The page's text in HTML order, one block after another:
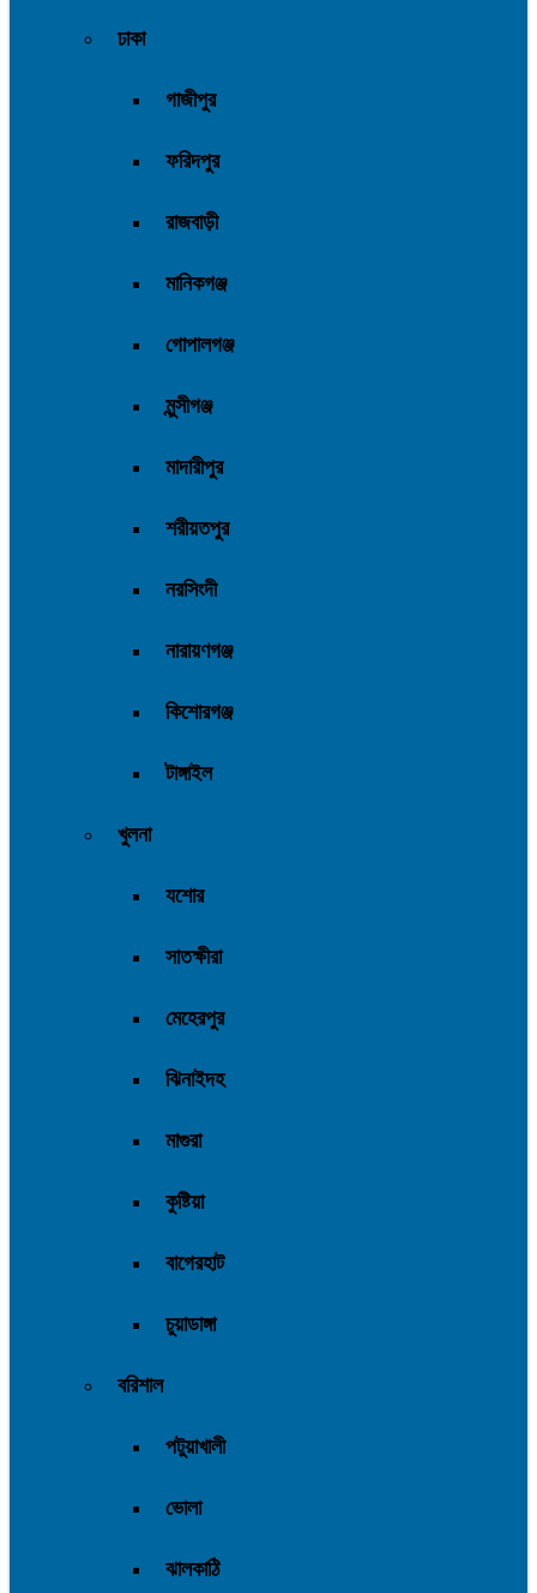
ঢাকা
গাজীপুর
ফরিদপুর
রাজবাড়ী
মানিকগঞ্জ
গোপালগঞ্জ
মুন্সীগঞ্জ
মাদারীপুর
শরীয়তপুর
নরসিংদী
নারায়ণগঞ্জ
কিশোরগঞ্জ
টাঙ্গাইল
খুলনা
যশোর
সাতক্ষীরা
মেহেরপুর
ঝিনাইদহ
মাগুরা
কুষ্টিয়া
বাগেরহাট
চুয়াডাঙ্গা
বরিশাল
পটুয়াখালী
ভোলা
ঝালকাঠি